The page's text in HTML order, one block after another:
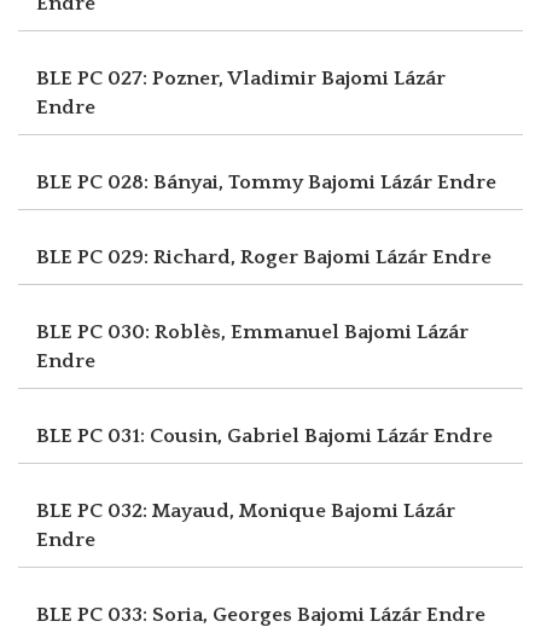
BLE PC 027: Pozner, Vladimir Bajomi Lázár
Endre
BLE PC 028: Bányai, TommyBajomi Lázár Endre
BLE PC 029: Richard, Roger Bajomi Lázár Endre
BLE PC 030: Roblès, Emmanuel Bajomi Lázár
Endre
BLE PC 031: Cousin, Gabriel Bajomi Lázár Endre
BLE PC 032: Mayaud, Monique Bajomi Lázár
Endre
BLE PC 033: Soria, Georges Bajomi Lázár Endre